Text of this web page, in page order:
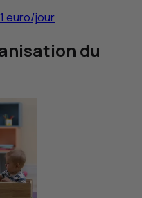
euro/jour
du